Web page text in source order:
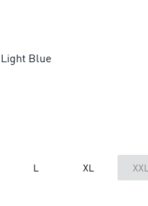
Light Blue
L XL